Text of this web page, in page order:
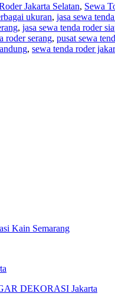
Jakarta Selatan, Sewa
ukuran, jasa sewa
, jasa sewa tenda roder
roder serang, pusat sewa
, sewa tenda roder
Kain Semarang
DEKORASI Jakarta